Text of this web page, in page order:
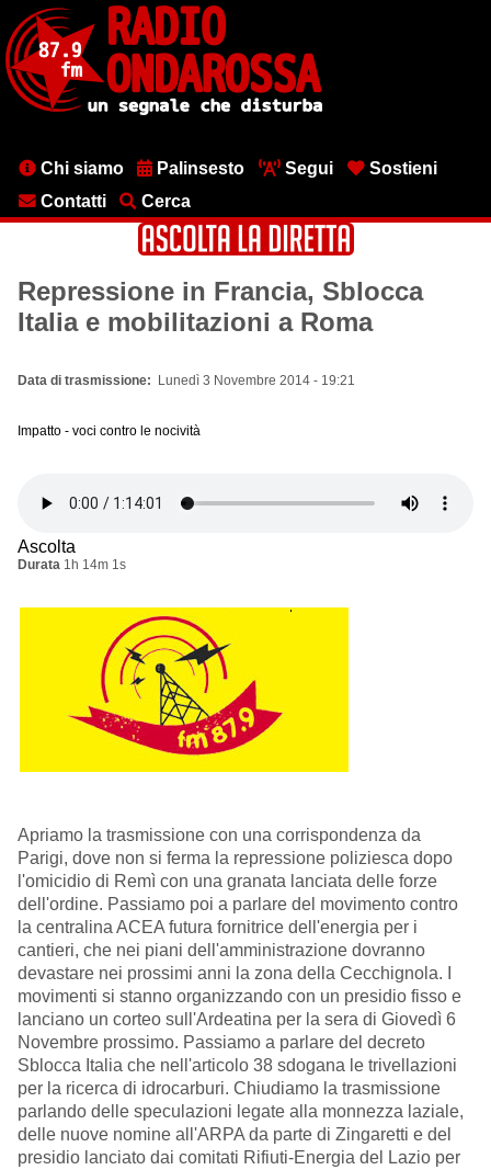
contenuto
principale
MenuChi siamo Palinsesto Segui
Sostieni
Contatti
Cerca
Repressione in Francia, Sblocca
Italia e mobilitazioni a Roma
Data di trasmissione Lunedì 3 Novembre 2014 - 19:21
Impatto - voci contro le nocività
Ascolta
Durata 1h 14m 1s
Apriamo la trasmissione con una corrispondenza da
Parigi, dove non si ferma la repressione poliziesca dopo
l'omicidio di Remì con una granata lanciata delle forze
dell'ordine. Passiamo poi a parlare del movimento contro
la centralina ACEA futura fornitrice dell'energia per i
cantieri, che nei piani dell'amministrazione dovranno
devastare nei prossimi anni la zona della Cecchignola. I
movimenti si stanno organizzando con un presidio fisso e
lanciano un corteo sull'Ardeatina per la sera di Giovedì 6
Novembre prossimo. Passiamo a parlare del decreto
Sblocca Italia che nell'articolo 38 sdogana le trivellazioni
per la ricerca di idrocarburi. Chiudiamo la trasmissione
parlando delle speculazioni legate alla monnezza laziale,
delle nuove nomine all'ARPA da parte di Zingaretti e del
presidio lanciato dai comitati Rifiuti-Energia del Lazio per